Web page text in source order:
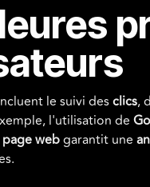
le suivi desclics,
l'utilisation de
page webgarantit une